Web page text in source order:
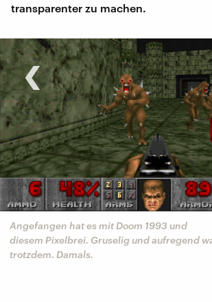
transparenter zu machen.
Angefangen hat es mit Doom 1993 und
diesem Pixelbrei. Gruselig und aufregend
trotzdem. Damals.
‹